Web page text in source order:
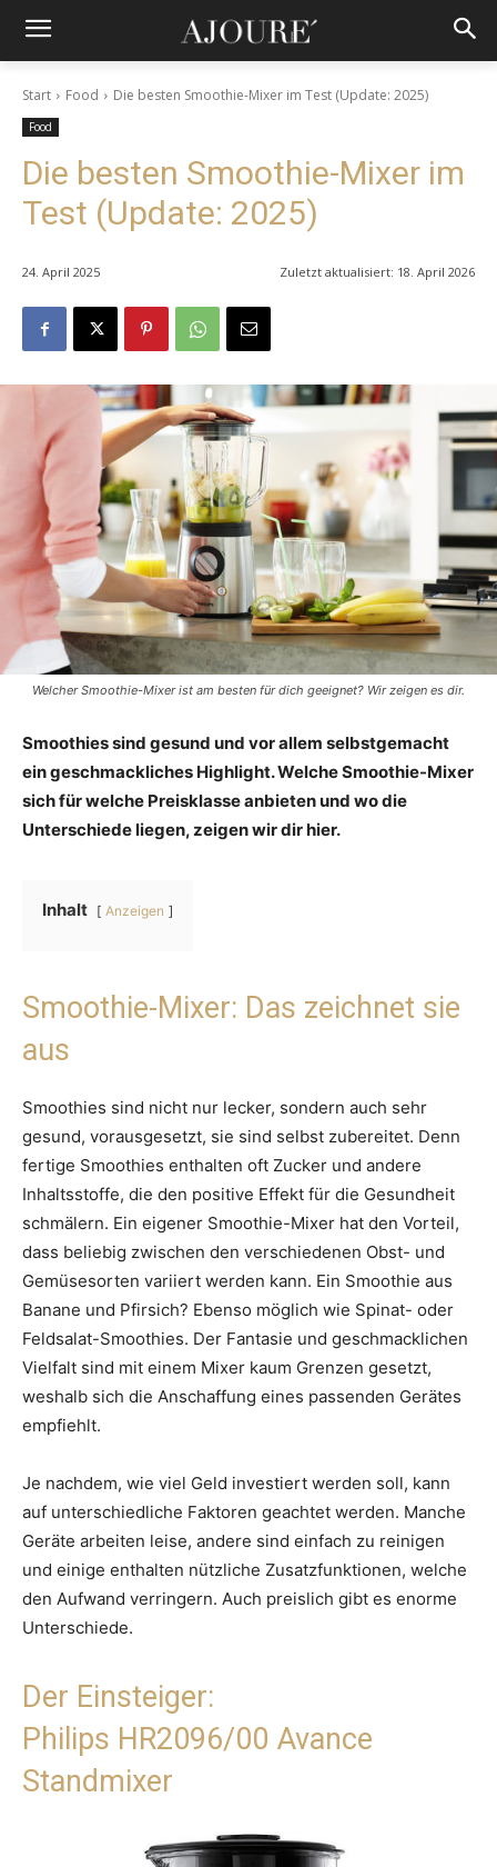
Start Food Die besten Smoothie-Mixer im Test (Update: 2025)
Food
Die besten Smoothie-Mixer im
Test (Update: 2025)
24. April 2025 Zuletzt aktualisiert: 18. April 2026
Welcher Smoothie-Mixer ist am besten für dich geeignet? Wir zeigen es dir.
Smoothies sind gesund und vor allem selbstgemacht
ein geschmackliches Highlight. Welche Smoothie-Mixer
sich für welche Preisklasse anbieten und wo die
Unterschiede liegen, zeigen wir dir hier.
Inhalt Anzeigen
Smoothie-Mixer: Das zeichnet sie
aus
Smoothies sind nicht nur lecker, sondern auch sehr
gesund, vorausgesetzt, sie sind selbst zubereitet. Denn
fertige Smoothies enthalten oft Zucker und andere
Inhaltsstoffe, die den positive Effekt für die Gesundheit
schmälern. Ein eigener Smoothie-Mixer hat den Vorteil,
dass beliebig zwischen den verschiedenen Obst- und
Gemüsesorten variiert werden kann. Ein Smoothie aus
Banane und Pfirsich? Ebenso möglich wie Spinat- oder
Feldsalat-Smoothies. Der Fantasie und geschmacklichen
Vielfalt sind mit einem Mixer kaum Grenzen gesetzt,
weshalb sich die Anschaffung eines passenden Gerätes
empfiehlt.
Je nachdem, wie viel Geld investiert werden soll, kann
auf unterschiedliche Faktoren geachtet werden. Manche
Geräte arbeiten leise, andere sind einfach zu reinigen
und einige enthalten nützliche Zusatzfunktionen, welche
den Aufwand verringern. Auch preislich gibt es enorme
Unterschiede.
Der Einsteiger:
Philips HR2096/00 Avance
Standmixer